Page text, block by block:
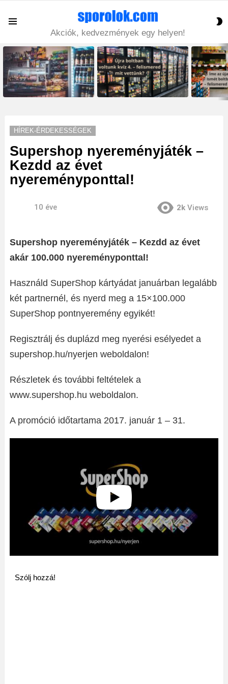
Akciók, kedvezmények egy helyen!
LATEST
STORIES
HÍREK-ÉRDEKESSÉGEK
Supershop nyereményjáték –
Kezdd az évet
nyereményponttal!
10 éve 2k Views
Supershop nyereményjáték – Kezdd az évet
akár 100.000 nyereményponttal!
Használd SuperShop kártyádat januárban legalább
két partnernél, és nyerd meg a 15×100.000
SuperShop pontnyeremény egyikét!
Regisztrálj és duplázd meg nyerési esélyedet a
supershop.hu/nyerjen weboldalon!
Részletek és további feltételek a
www.supershop.hu weboldalon.
A promóció időtartama 2017. január 1 – 31.
Szólj hozzá!